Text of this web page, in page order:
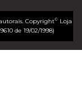
Copyright©Loja
de 19/02/1998)